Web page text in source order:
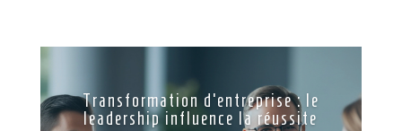
Transformation d’entreprise : le
leadership influence la réussite